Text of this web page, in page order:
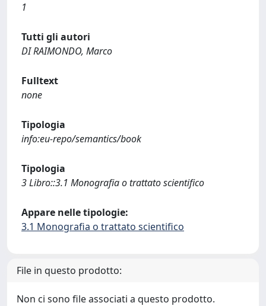
1
Tutti gli autori
DI RAIMONDO, Marco
Fulltext
none
Tipologia
info:eu-repo/semantics/book
Tipologia
3 Libro::3.1 Monografia o trattato scientifico
Appare nelle tipologie:
3.1 Monografia o trattato scientifico
File in questo prodotto:
Non ci sono file associati a questo prodotto.